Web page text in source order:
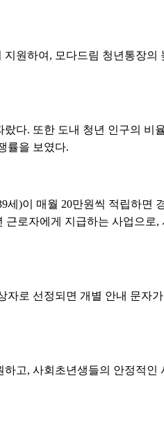
원하여, 모다드림 청년통장의
다. 또한 도내 청년 인구의 비
률을 보였다.
세)이 매월 20만원씩 적립하면
근로자에게 지급하는 사업으로,
로 선정되면 개별 안내 문자
고, 사회초년생들의 안정적인